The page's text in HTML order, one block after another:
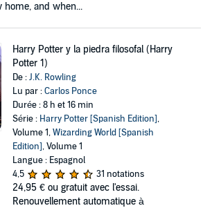
home, and when...
Harry Potter y la piedra filosofal (Harry
Potter 1)
De :J.K. Rowling
Lu par :Carlos Ponce
Durée : 8 h et 16 min
Série : Harry Potter [Spanish Edition],
Volume 1,Wizarding World [Spanish
Edition], Volume 1
Langue : Espagnol
4,5
31 notations
24,95 € ou gratuit avec l'essai.
Renouvellement automatique à